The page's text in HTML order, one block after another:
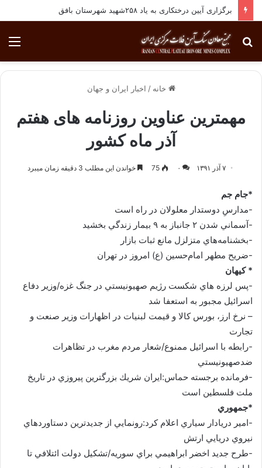
برگزاری آیین درختکاری به یاد ۲۵۸شهید شهرستان بافق
جستجو
برای
خانه / اخبار ایران و جهان
مهمترین عناوین روزنامه های هفتم
آذر ماه کشور
۷ آذر ۱۳۹۱ ۰ 75 خواندن این مطلب 3 دقیقه زمان میبرد
*جام جم
-مدارسِ دوستدار معلولان در راه است
-آسماني شدن ۲ جانباز به ۹ بيمار زندگي بخشيد
-بخشنامه‌هاي متزلزل مانع ثبات بازار
-ضريح مطهر امام‌حسين (ع) امروز در تهران
* کيهان
-پس لرزه هاي شكست رژيم صهيونيستي در جنگ غزه/وزير دفاع
اسرائيل مجبور به استعفا شد
– نرخ ارز، بورس كالا و قيمت لبنيات در اظهارات وزير صنعت و
تجارت
-رابطه با اسرائيل ممنوع/شعار مردم مغرب در تظاهرات
ضدصهيونيستي
-فرمانده برجسته حماس:ايران شريك بزرگترين پيروزي در تاريخ
ملت فلسطين است
*جمهوري
-امير دريادار سياري اعلام كرد:رونمايي از جديدترين دستاوردهاي
نيروي دريايي ارتش
-طرح جديد اخضر ابراهيمي براي سوريه/تشکيل دولت ائتلافي تا